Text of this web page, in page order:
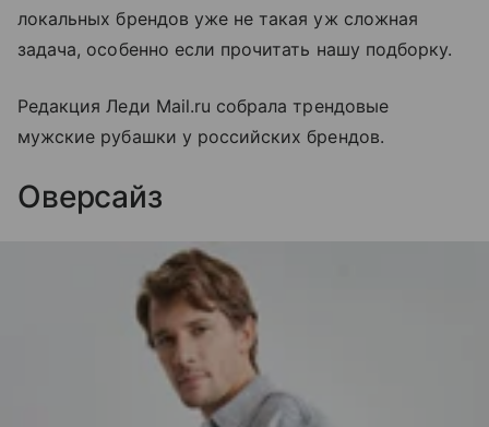
локальных брендов уже не такая уж сложная
задача, особенно если прочитать нашу подборку.
Редакция Леди Mail.ru собрала трендовые
мужские рубашки у российских брендов.
Оверсайз